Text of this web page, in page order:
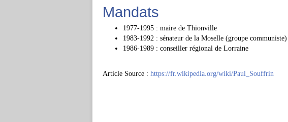
Mandats
1977-1995 : maire de Thionville
1983-1992 : sénateur de la Moselle (groupe communiste)
1986-1989 : conseiller régional de Lorraine
Article Source : https://fr.wikipedia.org/wiki/Paul_Souffrin